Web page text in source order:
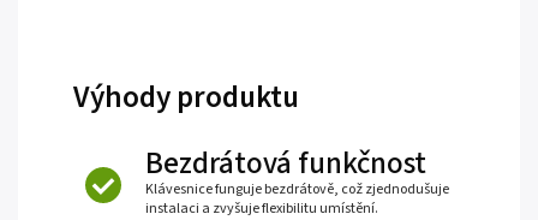
Výhody produktu
Bezdrátová funkčnost
Klávesnice funguje bezdrátově, což zjednodušuje
instalaci a zvyšuje flexibilitu umístění.